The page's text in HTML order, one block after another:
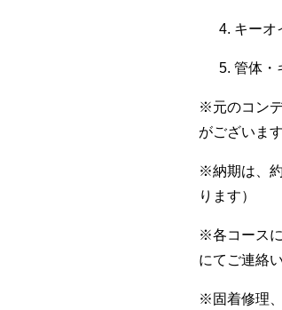
キーオ
管体・
※元のコン
がございま
※納期は、
ります）
※各コース
にてご連絡
※固着修理